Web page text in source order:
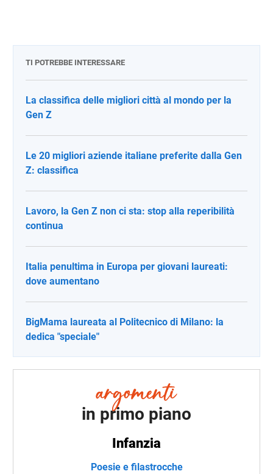
TI POTREBBE INTERESSARE
La classifica delle migliori città al mondo per la
Gen Z
Le 20 migliori aziende italiane preferite dalla Gen
Z: classifica
Lavoro, la Gen Z non ci sta: stop alla reperibilità
continua
Italia penultima in Europa per giovani laureati:
dove aumentano
BigMama laureata al Politecnico di Milano: la
dedica "speciale"
in primo piano
Infanzia
Poesie e filastrocche